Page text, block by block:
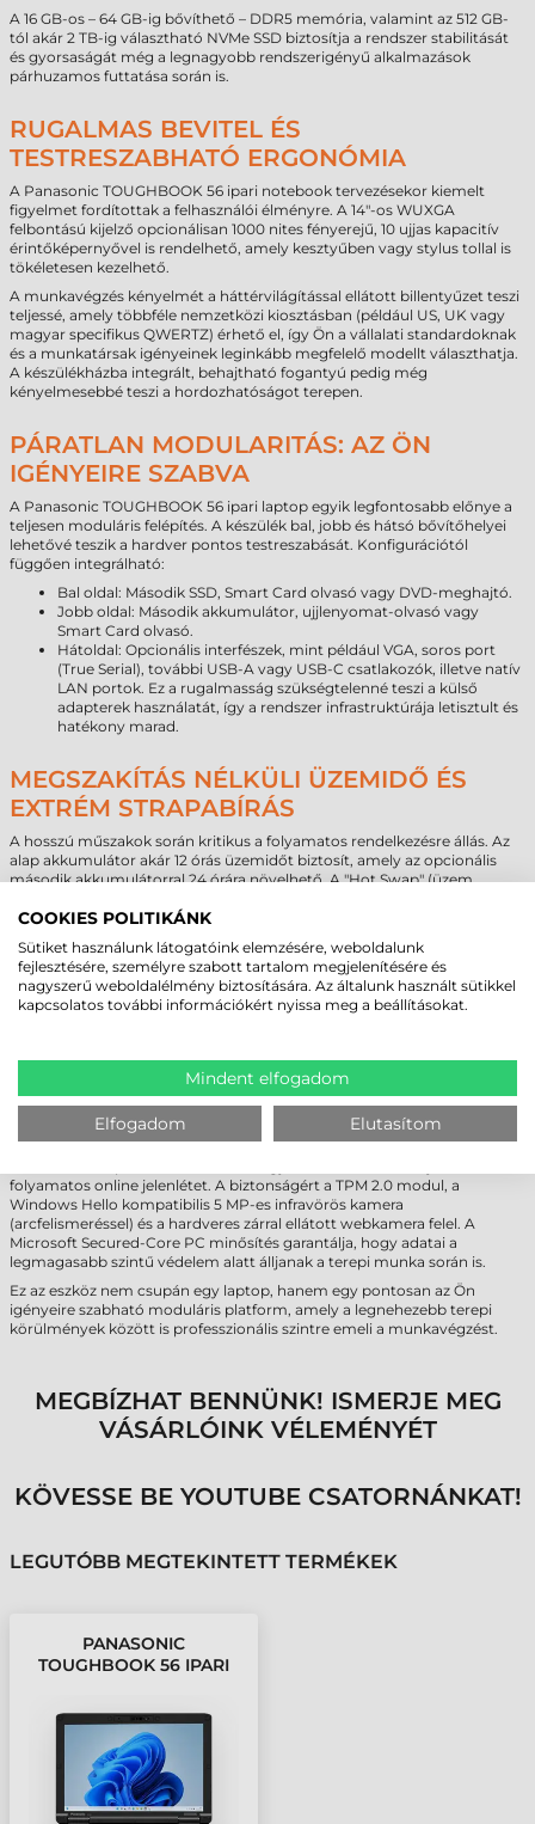
A 16 GB-os – 64 GB-ig bővíthető – DDR5 memória, valamint az 512 GB-
tól akár 2 TB-ig választható NVMe SSD biztosítja a rendszer stabilitását
és gyorsaságát még a legnagyobb rendszerigényű alkalmazások
párhuzamos futtatása során is.
RUGALMAS BEVITEL ÉS
TESTRESZABHATÓ ERGONÓMIA
A Panasonic TOUGHBOOK 56 ipari notebook tervezésekor kiemelt
figyelmet fordítottak a felhasználói élményre. A 14"-os WUXGA
felbontású kijelző opcionálisan 1000 nites fényerejű, 10 ujjas kapacitív
érintőképernyővel is rendelhető, amely kesztyűben vagy stylus tollal is
tökéletesen kezelhető.
A munkavégzés kényelmét a háttérvilágítással ellátott billentyűzet teszi
teljessé, amely többféle nemzetközi kiosztásban (például US, UK vagy
magyar specifikus QWERTZ) érhető el, így Ön a vállalati standardoknak
és a munkatársak igényeinek leginkább megfelelő modellt választhatja.
A készülékházba integrált, behajtható fogantyú pedig még
kényelmesebbé teszi a hordozhatóságot terepen.
PÁRATLAN MODULARITÁS: AZ ÖN
IGÉNYEIRE SZABVA
A Panasonic TOUGHBOOK 56 ipari laptop egyik legfontosabb előnye a
teljesen moduláris felépítés. A készülék bal, jobb és hátsó bővítőhelyei
lehetővé teszik a hardver pontos testreszabását. Konfigurációtól
függően integrálható:
Bal oldal: Második SSD, Smart Card olvasó vagy DVD-meghajtó.
Jobb oldal: Második akkumulátor, ujjlenyomat-olvasó vagy
Smart Card olvasó.
Hátoldal: Opcionális interfészek, mint például VGA, soros port
(True Serial), további USB-A vagy USB-C csatlakozók, illetve natív
LAN portok. Ez a rugalmasság szükségtelenné teszi a külső
adapterek használatát, így a rendszer infrastruktúrája letisztult és
hatékony marad.
MEGSZAKÍTÁS NÉLKÜLI ÜZEMIDŐ ÉS
EXTRÉM STRAPABÍRÁS
A hosszú műszakok során kritikus a folyamatos rendelkezésre állás. Az
alap akkumulátor akár 12 órás üzemidőt biztosít, amely az opcionális
második akkumulátorral 24 órára növelhető. A "Hot Swap" (üzem
kikapcsolása nélkül cserélhetők.
A magnéziumvázas kialakítás megfelel a MIL-STD-810H katonai
szabványoknak, IP5x porállósági és IPx3 vízállósági minősítéssel
rendelkezik, valamint elviseli a 91 cm-es eséseket is.
LAPTOP - JÖVŐBIZTOS ADATKAPCSOLAT
ÉS TÖBBRÉTEGŰ BIZTONSÁG
A Panasonic TOUGHBOOK 56 ipari notebook a legmodernebb
kommunikációs technológiákat vonultatja fel: Intel® Wi-Fi 7, Bluetooth
folyamatos online jelenlétet. A biztonságért a TPM 2.0 modul, a
Windows Hello kompatibilis 5 MP-es infravörös kamera
(arcfelismeréssel) és a hardveres zárral ellátott webkamera felel. A
Microsoft Secured-Core PC minősítés garantálja, hogy adatai a
legmagasabb szintű védelem alatt álljanak a terepi munka során is.
Ez az eszköz nem csupán egy laptop, hanem egy pontosan az Ön
igényeire szabható moduláris platform, amely a legnehezebb terepi
körülmények között is professzionális szintre emeli a munkavégzést.
MEGBÍZHAT BENNÜNK! ISMERJE MEG
VÁSÁRLÓINK VÉLEMÉNYÉT
KÖVESSE BE YOUTUBE CSATORNÁNKAT!
LEGUTÓBB MEGTEKINTETT TERMÉKEK
PANASONIC
TOUGHBOOK 56 IPARI
COOKIES POLITIKÁNK
Sütiket használunk látogatóink elemzésére, weboldalunk
fejlesztésére, személyre szabott tartalom megjelenítésére és
nagyszerű weboldalélmény biztosítására. Az általunk használt sütikkel
kapcsolatos további információkért nyissa meg a beállításokat.
Mindent elfogadom
Elfogadom Elutasítom